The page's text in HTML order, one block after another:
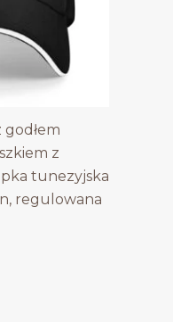
godłem
z
tunezyjska
regulowana